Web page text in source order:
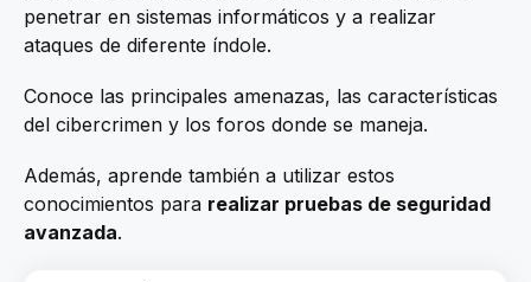
penetrar en sistemas informáticos y a realizar
ataques de diferente índole.
Conoce las principales amenazas, las características
del cibercrimen y los foros donde se maneja.
Además, aprende también a utilizar estos
conocimientos para realizar pruebas de seguridad
avanzada.